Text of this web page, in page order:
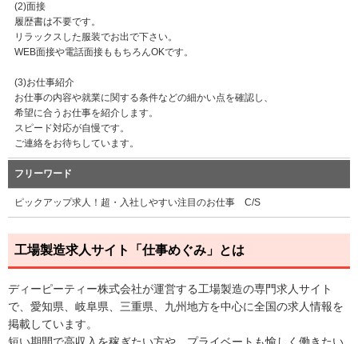
(2)面接
履歴書は不要です。
リラックスした服装でお出で下さい。
WEB面接や電話面接ももちろんOKです。
(3)お仕事紹介
お仕事の内容や就業に関する条件などの細かい点を確認し、
希望に合うお仕事を紹介します。
スピード対応が自慢です。
ご連絡をお待ちしています。
フリーワード
ピックアップ求人！超・入社しやすい注目のお仕事 C/S
工場製造求人サイト「仕事めぐみ」とは
ディーピーティー株式会社が運営する工場製造の専門求人サイト
で、愛知県、岐阜県、三重県、九州地方を中心に全国の求人情報を
掲載しています。